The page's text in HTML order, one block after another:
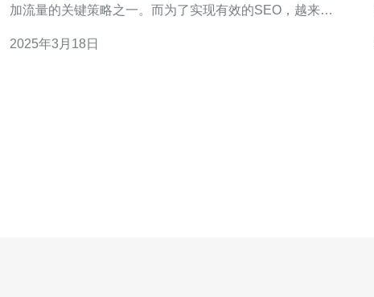
加流量的关键策略之一。而为了实现有效的SEO，越来越
构建站群。在这篇文章中，我们将介绍越南站群VPS，探
2025年3月18日